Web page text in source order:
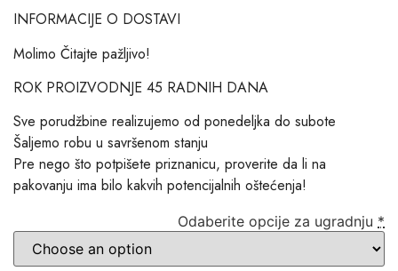
INFORMACIJE O DOSTAVI
Molimo Čitajte pažljivo!
ROK PROIZVODNJE 45 RADNIH DANA
Sve porudžbine realizujemo od ponedeljka do subote
Šaljemo robu u savršenom stanju
Pre nego što potpišete priznanicu, proverite da li na
pakovanju ima bilo kakvih potencijalnih oštećenja!
Odaberite opcije za ugradnju *